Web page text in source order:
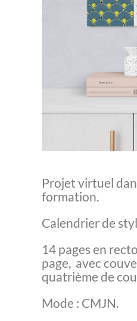
Projet virtuel
formation.
Calendrier de
14 pages en
page, avec
quatrième de
Mode : CMJN.